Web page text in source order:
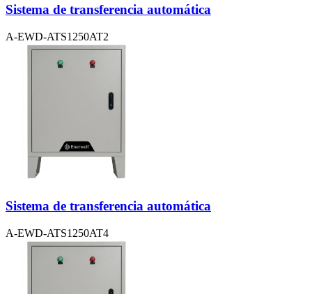
Sistema de transferencia automática
A-EWD-ATS1250AT2
Sistema de transferencia automática
A-EWD-ATS1250AT4